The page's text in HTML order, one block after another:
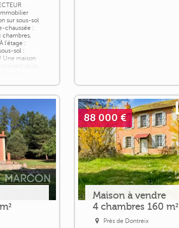
sur sous-sol
chaussée :
chambres,
l'étage :
sol :
Une maison
88 000 €
Maison à vendre
4 chambres 160 m²
Près de Dontreix